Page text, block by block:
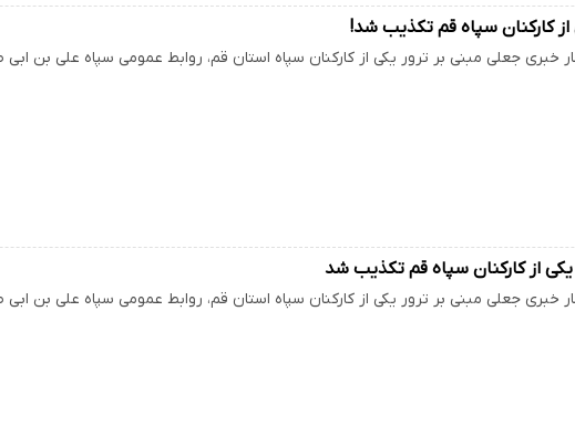
از کارکنان سپاه قم تکذیب شد!
خبری جعلی مبنی بر ترور یکی از کارکنان سپاه استان قم، روابط عمومی سپاه علی بن
یکی از کارکنان سپاه قم تکذیب شد
خبری جعلی مبنی بر ترور یکی از کارکنان سپاه استان قم، روابط عمومی سپاه علی بن